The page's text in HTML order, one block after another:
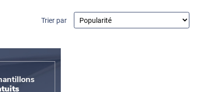
Trier par